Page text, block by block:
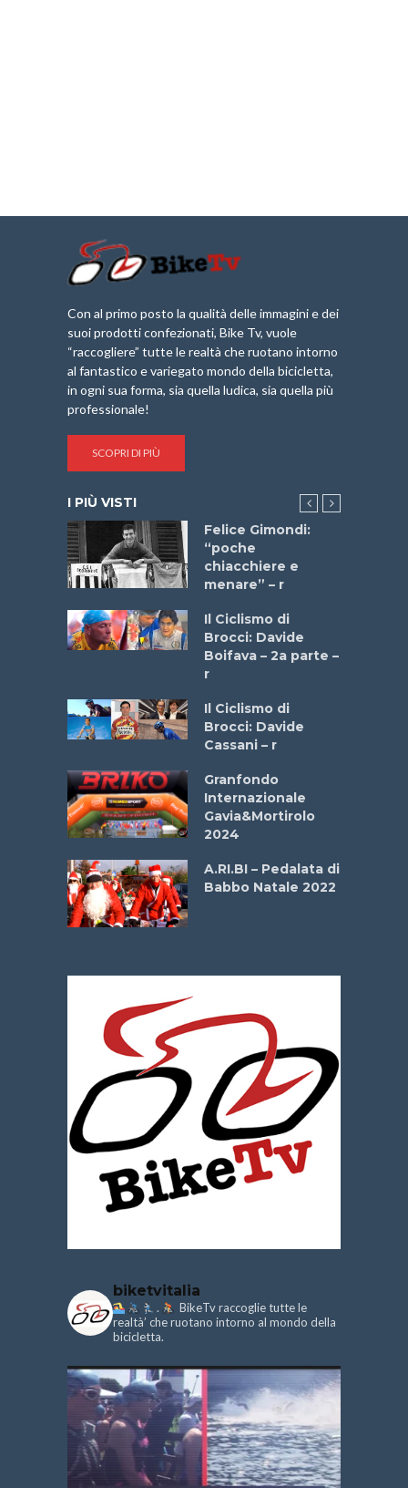
Con al primo posto la qualità delle immagini e dei
suoi prodotti confezionati, Bike Tv, vuole
“raccogliere” tutte le realtà che ruotano intorno
al fantastico e variegato mondo della bicicletta,
in ogni sua forma, sia quella ludica, sia quella più
professionale!
SCOPRI DI PIÙ
I PIÙ VISTI
Felice Gimondi:
“poche
chiacchiere e
menare” – r
Il Ciclismo di
Brocci: Davide
Boifava – 2a parte –
r
Il Ciclismo di
Brocci: Davide
Cassani – r
Granfondo
Internazionale
Gavia&Mortirolo
2024
A.RI.BI – Pedalata di
Babbo Natale 2022
biketvitalia
.
BikeTv raccoglie tutte le
realtà’ che ruotano intorno al mondo della
bicicletta.